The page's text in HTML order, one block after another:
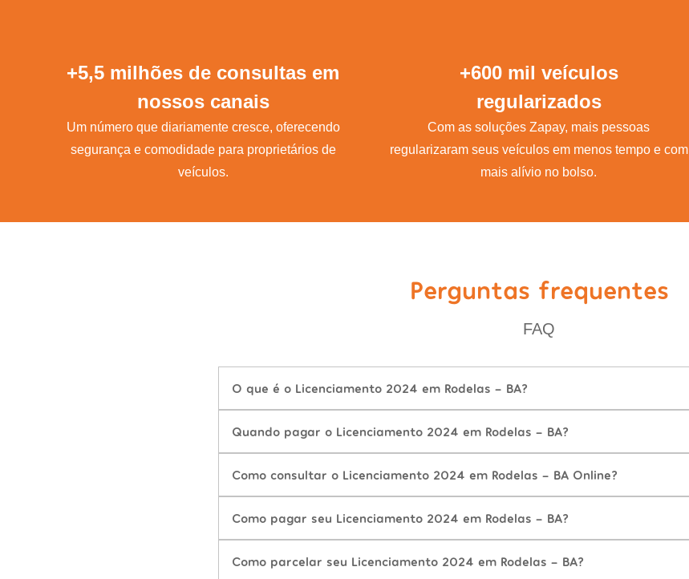
+5,5 milhões de consultas em
nossos canais
Um número que diariamente cresce, oferecendo
segurança e comodidade para proprietários de
veículos.
+600 mil veículos
regularizados
Com as soluções Zapay, mais pessoas
regularizaram seus veículos em menos tempo e com
mais alívio no bolso.
Perguntas frequentes
FAQ
O que é o Licenciamento 2024 em Rodelas - BA?
Quando pagar o Licenciamento 2024 em Rodelas - BA?
Como consultar o Licenciamento 2024 em Rodelas - BA Online?
Como pagar seu Licenciamento 2024 em Rodelas - BA?
Como parcelar seu Licenciamento 2024 em Rodelas - BA?